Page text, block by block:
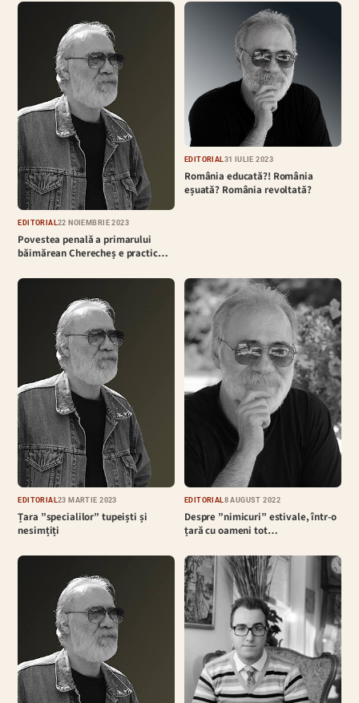
EDITORIAL22 NOIEMBRIE 2023
Povestea penală a primarului
băimărean Cherecheș e practic…
EDITORIAL31 IULIE 2023
România educată?! România
eșuată? România revoltată?
EDITORIAL23 MARTIE 2023
Țara ”specialilor” tupeiști și
nesimțiți
EDITORIAL8 AUGUST 2022
Despre ”nimicuri” estivale, într-o
țară cu oameni tot…